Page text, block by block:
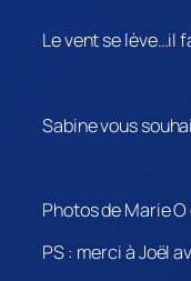
Le vent se lève…il
Sabine vous
Photos de Marie
PS : merci à Joël